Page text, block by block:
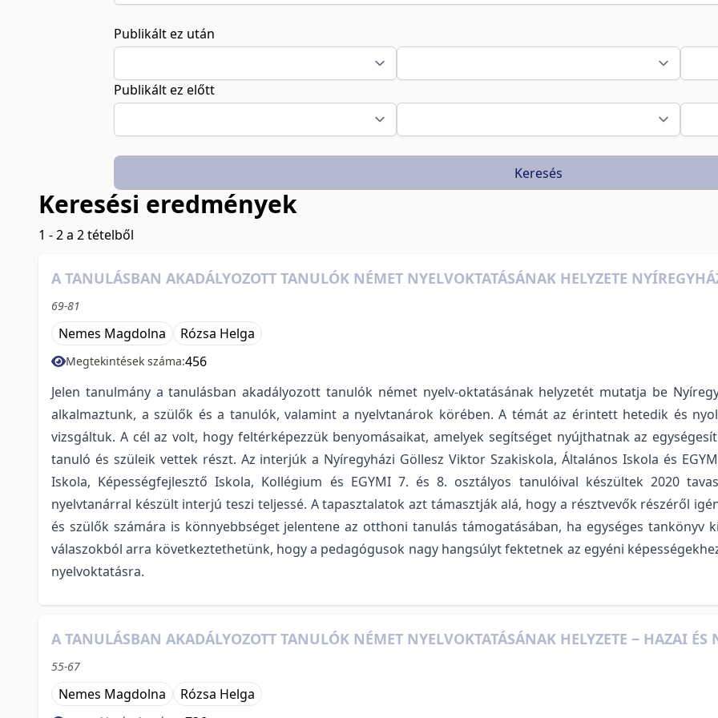
Publikált ez után
Publikált ez előtt
Keresés
Keresési eredmények
1 - 2 a 2 tételből
A TANULÁSBAN AKADÁLYOZOTT TANULÓK NÉMET NYELVOKTATÁSÁNAK HELYZETE
69-81
Nemes Magdolna Rózsa Helga
Megtekintések száma:456
Jelen tanulmány a tanulásban akadályozott tanulók német nyelv-oktatásának helyzetét mutatja be
alkalmaztunk, a szülők és a tanulók, valamint a nyelvtanárok körében. A témát az érintett hetedik és
vizsgáltuk. A cél az volt, hogy feltérképezzük benyomásaikat, amelyek segítséget nyújthatnak az
tanuló és szüleik vettek részt. Az interjúk a Nyíregyházi Göllesz Viktor Szakiskola, Általános Iskola és
Iskola, Képességfejlesztő Iskola, Kollégium és EGYMI 7. és 8. osztályos tanulóival készültek 2020
nyelvtanárral készült interjú teszi teljessé. A tapasztalatok azt támasztják alá, hogy a résztvevők részéről
és szülők számára is könnyebbséget jelentene az otthoni tanulás támogatásában, ha egységes tankönyv
válaszokból arra következtethetünk, hogy a pedagógusok nagy hangsúlyt fektetnek az egyéni
nyelvoktatásra.
A TANULÁSBAN AKADÁLYOZOTT TANULÓK NÉMET NYELVOKTATÁSÁNAK HELYZETE ‒ HAZAI ÉS
55-67
Nemes Magdolna Rózsa Helga